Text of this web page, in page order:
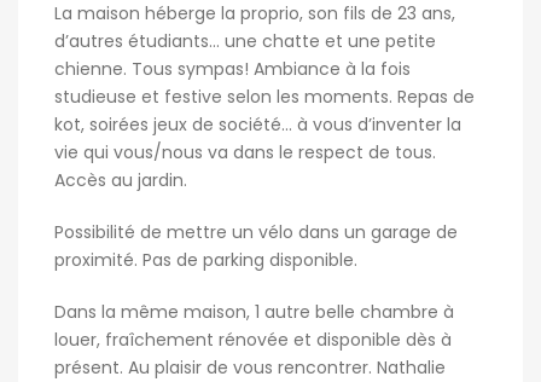
La maison héberge la proprio, son fils de 23 ans,
d’autres étudiants… une chatte et une petite
chienne. Tous sympas! Ambiance à la fois
studieuse et festive selon les moments. Repas de
kot, soirées jeux de société… à vous d’inventer la
vie qui vous/nous va dans le respect de tous.
Accès au jardin.
Possibilité de mettre un vélo dans un garage de
proximité. Pas de parking disponible.
Dans la même maison, 1 autre belle chambre à
louer, fraîchement rénovée et disponible dès à
présent. Au plaisir de vous rencontrer. Nathalie